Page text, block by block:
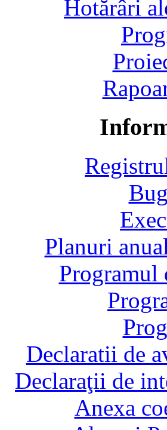
Hotărâri
Planuri
Declaratii de
Declaraţii de
Anexa